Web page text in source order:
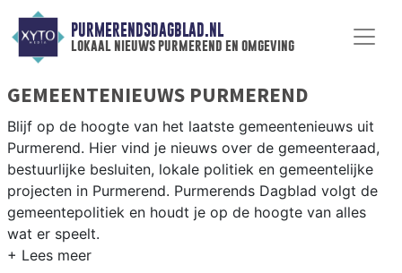
PURMERENDSDAGBLAD.NL
lokaal nieuws purmerend en omgeving
GEMEENTENIEUWS PURMEREND
Blijf op de hoogte van het laatste gemeentenieuws uit
Purmerend. Hier vind je nieuws over de gemeenteraad,
bestuurlijke besluiten, lokale politiek en gemeentelijke
projecten in Purmerend. Purmerends Dagblad volgt de
gemeentepolitiek en houdt je op de hoogte van alles
wat er speelt.